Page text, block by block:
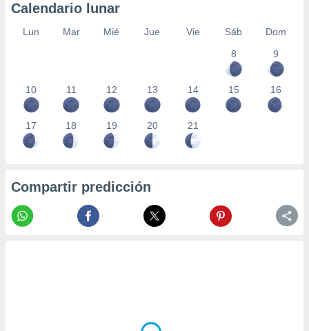
Calendario lunar
Lun Mar Mié Jue Vie Sáb
Dom
8
9
10 11 12 13 14 15 16
17 18 19 20 21
Compartir predicción